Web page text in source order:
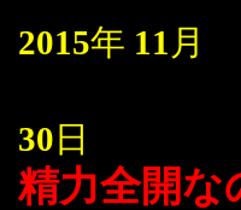
2015年 11 月
30 日
精力全開な